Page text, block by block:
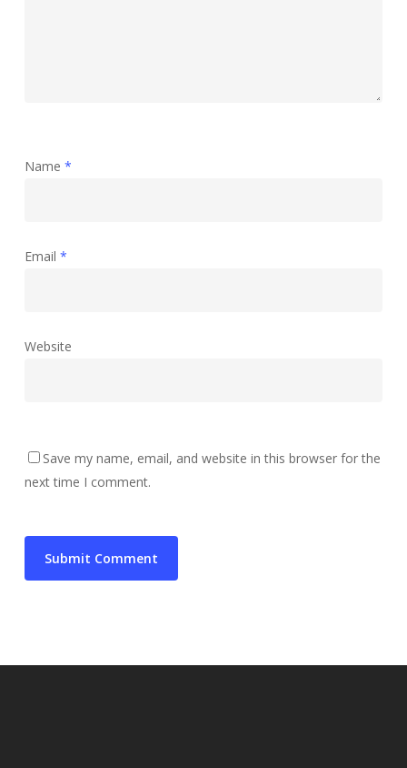
Name *
Email *
Website
Save my name, email, and website in this browser for the
next time I comment.